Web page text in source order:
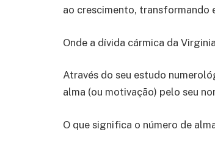
ao crescimento, transformando
Onde a dívida cármica da
Através do seu estudo
alma (ou motivação) pelo seu
O que significa o número de